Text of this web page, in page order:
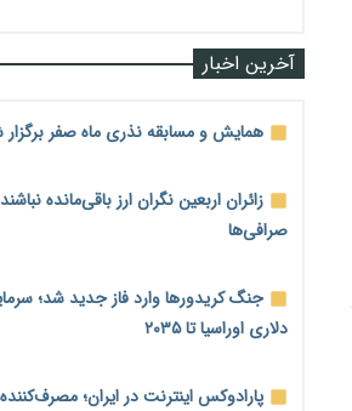
آخرین اخبار
همایش و مسابقه نذری ماه صفر
زائران اربعین نگران ارز باقی‌مانده
صرافی‌ها
دلاری اوراسیا تا ۲۰۳۵
پارادوکس اینترنت در ایران؛